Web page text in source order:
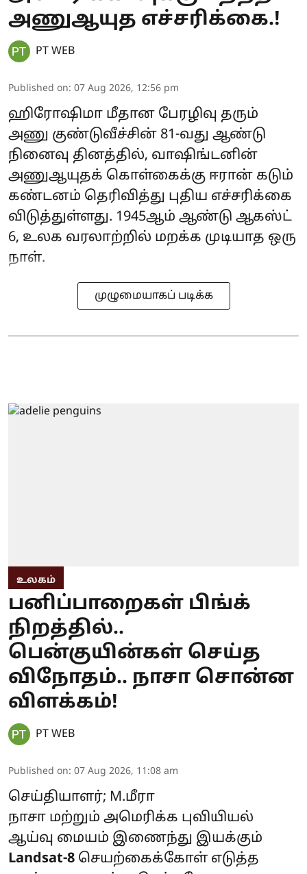
அணுஆயுத எச்சரிக்கை.!
PT WEB
Published on: 07 Aug 2026, 12:56 pm
ஹிரோஷிமா மீதான பேரழிவு தரும்
அணு குண்டுவீச்சின் 81-வது ஆண்டு
நினைவு தினத்தில், வாஷிங்டனின்
அணுஆயுதக் கொள்கைக்கு ஈரான் கடும்
கண்டனம் தெரிவித்து புதிய எச்சரிக்கை
விடுத்துள்ளது. 1945ஆம் ஆண்டு ஆகஸ்ட்
6, உலக வரலாற்றில் மறக்க முடியாத ஒரு
நாள்.
முழுமையாகப் படிக்க
உலகம்
பனிப்பாறைகள் பிங்க்
நிறத்தில்..
பென்குயின்கள் செய்த
விநோதம்.. நாசா சொன்ன
விளக்கம்!
PT WEB
Published on: 07 Aug 2026, 11:08 am
செய்தியாளர்; M.மீரா
நாசா மற்றும் அமெரிக்க புவியியல்
ஆய்வு மையம் இணைந்து இயக்கும்
Landsat-8 செயற்கைக்கோள் எடுத்த